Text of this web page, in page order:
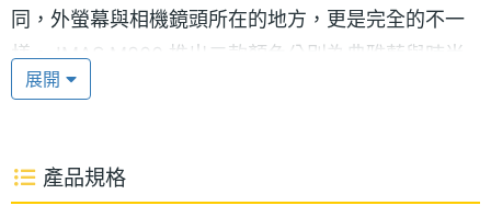
同，外螢幕與相機鏡頭所在的地方，更是完全的不一
樣。JMAS M800 推出二款顏色分別為典雅藍與時尚
紅，更能襯托出 JMAS M800所散發出來的氣息。
照相功能已經成為手機必備的功能了，JMAS M800
展開
產品規格